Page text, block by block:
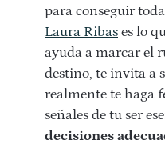
para conseguir
Laura Ribas es lo
ayuda a marcar el
destino, te invita a
realmente te haga
señales de tu ser
decisiones